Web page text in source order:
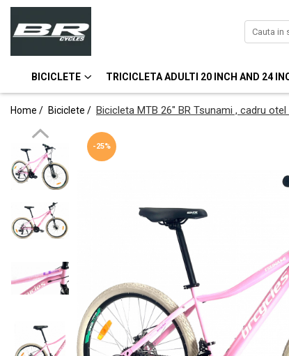
Biciclete
Bicicleta MTB
Bicicleta MTB 24'' Cadru din Aluminiu
Bicicleta MTB 26'' Cadru din Aluminiu
Bicicleta MTB-26'' Cadru din Otel
Bicicleta Oras-Trekking
BICICLETE TRICICLETA ADULTI 20 INCH AND 24
Home / Biciclete / Bicicleta MTB 26″ BR Tsunami , cadru
-25%